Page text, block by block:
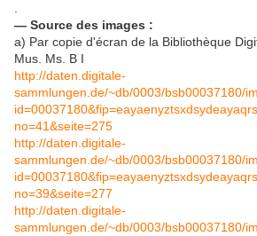
— Source des images :
a) Par copie d'écran de la Bibliothèque
Mus. Ms. B I
http://daten.digitale-
sammlungen.de/~db/0003/bsb00037180/
no=41&seite=275
http://daten.digitale-
sammlungen.de/~db/0003/bsb00037180/
no=39&seite=277
http://daten.digitale-
sammlungen.de/~db/0003/bsb00037180/